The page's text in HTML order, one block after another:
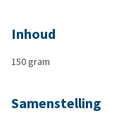
Inhoud
150 gram
Samenstelling